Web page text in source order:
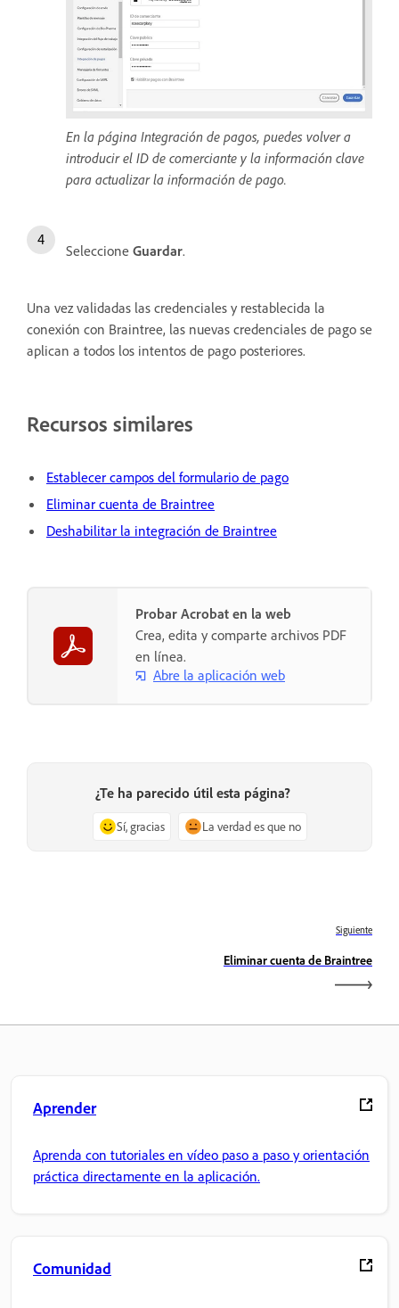
En la página Integración de pagos, puedes volver a
introducir el ID de comerciante y la información clave
para actualizar la información de pago.
Seleccione Guardar.
Una vez validadas las credenciales y restablecida la
conexión con Braintree, las nuevas credenciales de pago se
aplican a todos los intentos de pago posteriores.
Recursos similares
Establecer campos del formulario de pago
Eliminar cuenta de Braintree
Deshabilitar la integración de Braintree
Probar Acrobat en la web
Crea, edita y comparte archivos PDF
en línea.
Abre la aplicación web
¿Te ha parecido útil esta página?
Sí, gracias La verdad es que no
Siguiente
Eliminar cuenta de Braintree
Aprender
Aprenda con tutoriales en vídeo paso a paso y orientación
práctica directamente en la aplicación.
Comunidad